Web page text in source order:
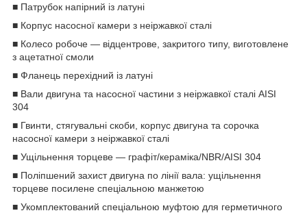
■ Патрубок напірний із латуні
■ Корпус насосної камери з неіржавкої сталі
■ Колесо робоче — відцентрове, закритого типу, виготовлене
з ацетатної смоли
■ Фланець перехідний із латуні
■ Вали двигуна та насосної частини з неіржавкої сталі AISI
304
■ Гвинти, стягувальні скоби, корпус двигуна та сорочка
насосної камери з неіржавкої сталі
■ Ущільнення торцеве — графіт/кераміка/NBR/AISI 304
■ Поліпшений захист двигуна по лінії вала: ущільнення
торцеве посилене спеціальною манжетою
■ Укомплектований спеціальною муфтою для герметичного